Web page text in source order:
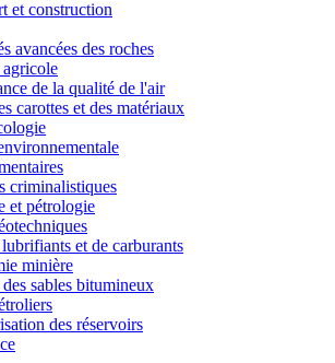
et construction
avancées des roches
de la qualité de l'air
carottes et des matériaux
criminalistiques
et pétrologie
lubrifiants et de carburants
minière
sables bitumineux
des réservoirs